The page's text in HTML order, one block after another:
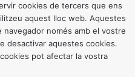
cookies de tercers que ens
aquest lloc web. Aquestes
navegador només amb el vostre
desactivar aquestes cookies.
pot afectar la vostra